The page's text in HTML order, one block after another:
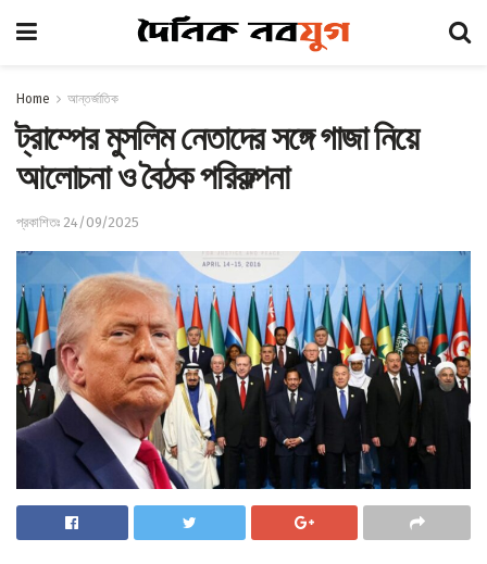
Home আন্তর্জাতিক
ট্রাম্পের মুসলিম নেতাদের সঙ্গে গাজা নিয়ে
আলোচনা ও বৈঠক পরিকল্পনা
প্রকাশিতঃ 24/09/2025